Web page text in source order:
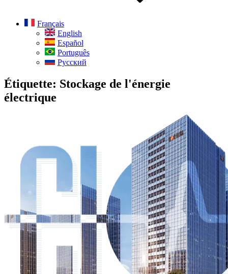
Français
English
Español
Português
Русский
Étiquette: Stockage de l'énergie
électrique